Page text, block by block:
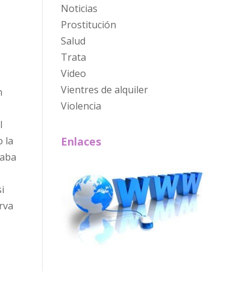
la
Noticias
Prostitución
Salud
Trata
Video
Vientres de alquiler
Violencia
Enlaces